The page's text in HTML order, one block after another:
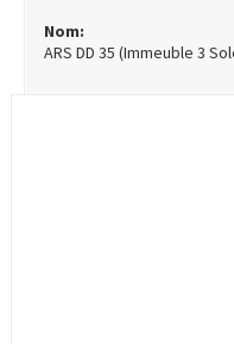
Nom:
ARS DD 35 (Immeuble 3